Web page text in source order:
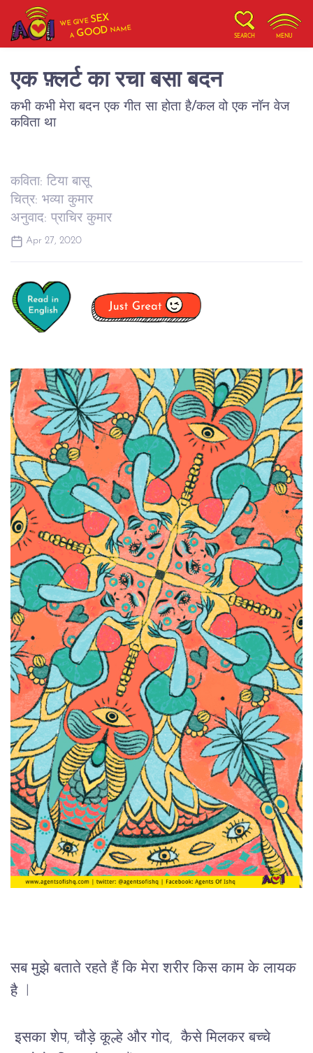
WE GIVESEX
AGOOD NAME
SEARCH MENU
एक फ़्लर्ट का रचा बसा बदन
कभी कभी मेरा बदन एक गीत सा होता है/कल वो एक नॉन वेज
कविता था
कविता: टिया बासू
चित्र: भव्या कुमार
अनुवाद: प्राचिर कुमार
Apr 27, 2020
सब मुझे बताते रहते हैं कि मेरा शरीर किस काम के लायक
है  l
इसका शेप, चौड़े कूल्हे और गोद,  कैसे मिलकर बच्चे